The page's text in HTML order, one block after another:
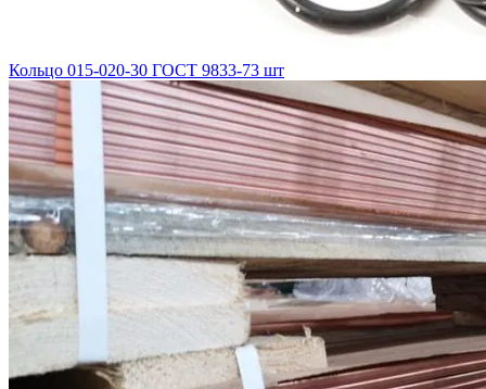
Кольцо 015-020-30 ГОСТ 9833-73 шт